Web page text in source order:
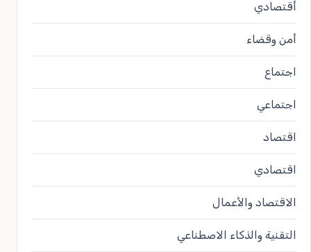
أقتصادي
أمن وقضاء
اجتماع
اجتماعي
اقتصاد
اقتصادي
الاقتصاد والأعمال
التقنية والذكاء الاصطناعي